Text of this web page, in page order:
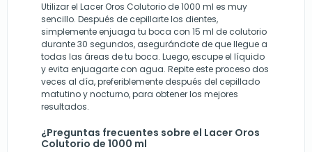
Utilizar el Lacer Oros Colutorio de 1000 ml es muy
sencillo. Después de cepillarte los dientes,
simplemente enjuaga tu boca con 15 ml de colutorio
durante 30 segundos, asegurándote de que llegue a
todas las áreas de tu boca. Luego, escupe el líquido
y evita enjuagarte con agua. Repite este proceso dos
veces al día, preferiblemente después del cepillado
matutino y nocturno, para obtener los mejores
resultados.
¿Preguntas frecuentes sobre el Lacer Oros
Colutorio de 1000 ml